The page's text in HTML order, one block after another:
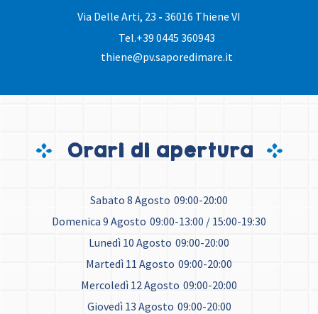
Via Delle Arti, 23 - 36016 Thiene VI
Tel.+39 0445 360943
thiene@pv.saporedimare.it
Orari di apertura
Sabato 8 Agosto 09:00-20:00
Domenica 9 Agosto 09:00-13:00 / 15:00-19:30
Lunedì 10 Agosto 09:00-20:00
Martedì 11 Agosto 09:00-20:00
Mercoledì 12 Agosto 09:00-20:00
Giovedì 13 Agosto 09:00-20:00